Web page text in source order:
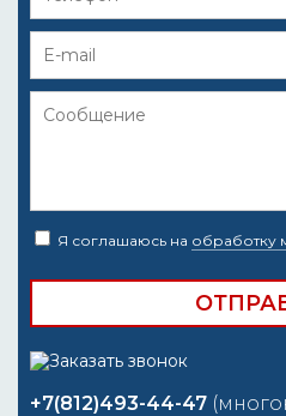
Я соглашаюсь на обработку
+7(812)493-44-47